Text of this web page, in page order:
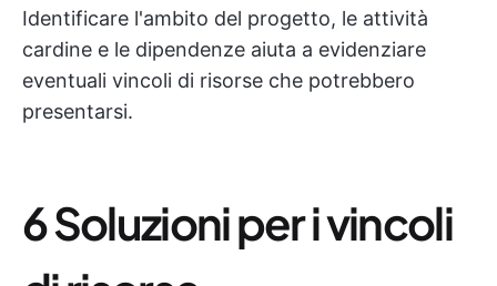
Identificare l'ambito del progetto, le attività
cardine e le dipendenze aiuta a evidenziare
eventuali vincoli di risorse che potrebbero
presentarsi.
6 Soluzioni per i vincoli